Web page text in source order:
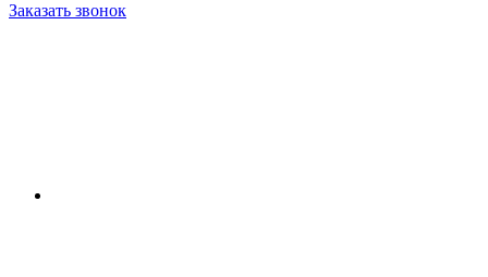
Заказать звонок